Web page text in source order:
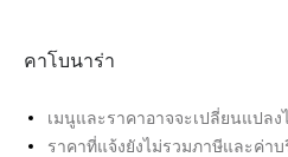
คาโบนาร่า
เมนูและราคาอาจจะเปลี่ยนแปล
ราคาที่แจ้งยังไม่รวมภาษีและค่า